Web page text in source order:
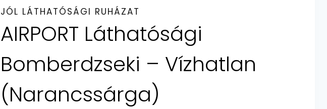
JÓL LÁTHATÓSÁGI RUHÁZAT
AIRPORT Láthatósági
Bomberdzseki – Vízhatlan
(Narancssárga)